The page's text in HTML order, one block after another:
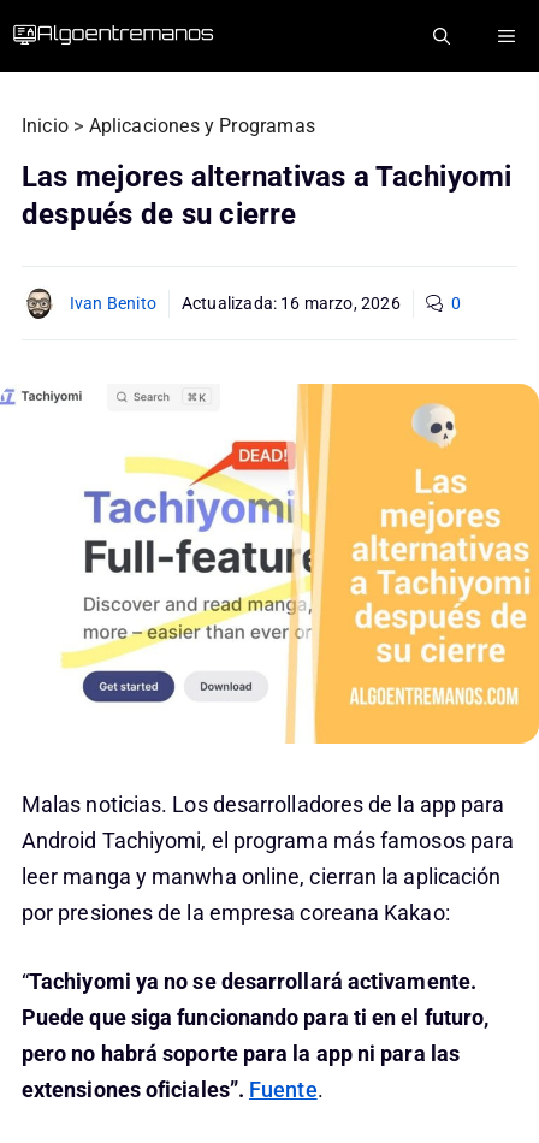
Inicio > Aplicaciones y Programas
Las mejores alternativas a Tachiyomi
después de su cierre
Ivan Benito Actualizada: 16 marzo, 2026 0
Malas noticias. Los desarrolladores de la app para
Android Tachiyomi, el programa más famosos para
leer manga y manwha online, cierran la aplicación
por presiones de la empresa coreana Kakao:
“Tachiyomi ya no se desarrollará activamente.
Puede que siga funcionando para ti en el futuro,
pero no habrá soporte para la app ni para las
extensiones oficiales”. Fuente.